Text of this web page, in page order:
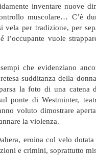
inventare nuove
muscolare… C’è
per tradizione, per
l’occupante vuole
che evidenziano
sudditanza della
la foto di una catena
ponte di Westminter,
voluto dimostrare
la violenza.
eroina col velo
e crimini, soprattutto